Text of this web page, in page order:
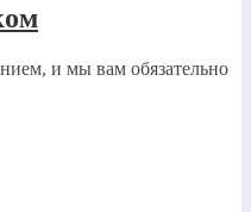
и мы вам обязательно